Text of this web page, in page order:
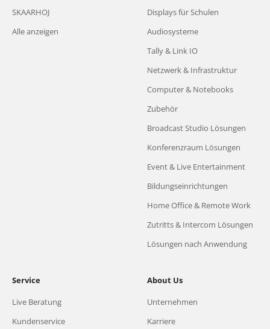
SKAARHOJ
Alle anzeigen
Displays für Schulen
Audiosysteme
Tally & Link IO
Netzwerk & Infrastruktur
Computer & Notebooks
Zubehör
Broadcast Studio Lösungen
Konferenzraum Lösungen
Event & Live Entertainment
Bildungseinrichtungen
Home Office & Remote Work
Zutritts & Intercom Lösungen
Lösungen nach Anwendung
Service
Live Beratung
Kundenservice
About Us
Unternehmen
Karriere